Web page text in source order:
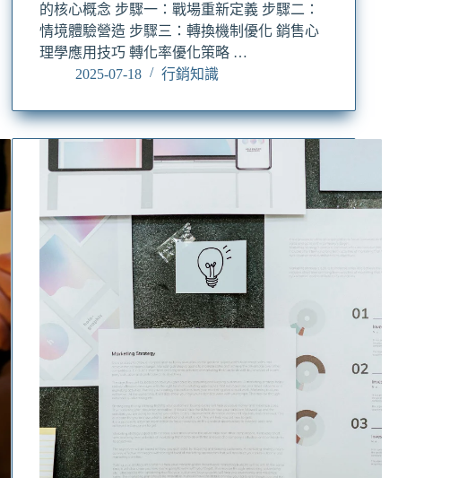
的核心概念 步驟一：戰場重新定義 步驟二：
情境體驗營造 步驟三：轉換機制優化 銷售心
理學應用技巧 轉化率優化策略 …
2025-07-18
行銷知識